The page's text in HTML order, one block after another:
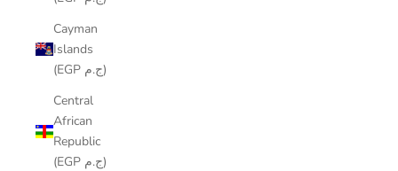
Cayman
Islands
(EGP ج.م)
Central
African
Republic
(EGP ج.م)